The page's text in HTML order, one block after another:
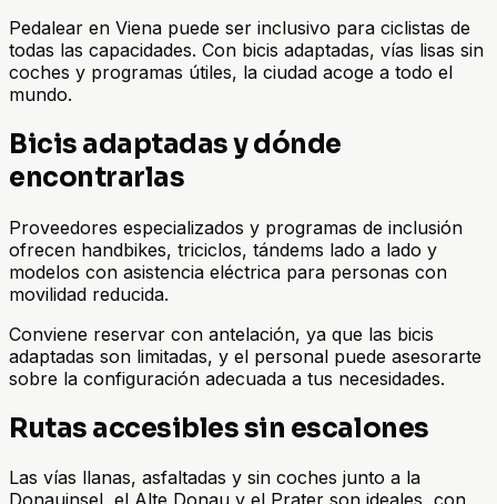
Pedalear en Viena puede ser inclusivo para ciclistas de
todas las capacidades. Con bicis adaptadas, vías lisas sin
coches y programas útiles, la ciudad acoge a todo el
mundo.
Bicis adaptadas y dónde
encontrarlas
Proveedores especializados y programas de inclusión
ofrecen handbikes, triciclos, tándems lado a lado y
modelos con asistencia eléctrica para personas con
movilidad reducida.
Conviene reservar con antelación, ya que las bicis
adaptadas son limitadas, y el personal puede asesorarte
sobre la configuración adecuada a tus necesidades.
Rutas accesibles sin escalones
Las vías llanas, asfaltadas y sin coches junto a la